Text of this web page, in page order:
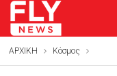
ΑΡΧΙΚΗ Κόσμος